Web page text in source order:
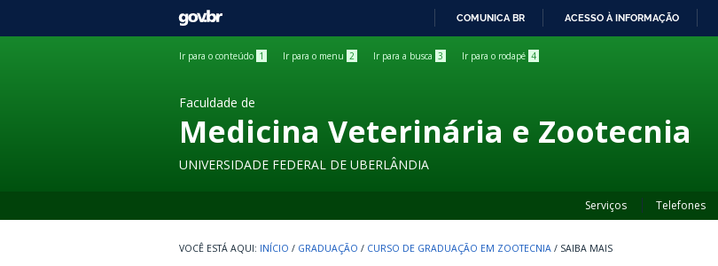
GOVBR
COMUNICA BR ACESSO À INFORMAÇÃO
Ir para o conteúdo 1 Ir para o menu 2 Ir para a busca 3 Ir para o rodapé 4
Faculdade de
Medicina Veterinária e Zootecnia
UNIVERSIDADE FEDERAL DE UBERLÂNDIA
Serviços Telefones
INÍCIO / GRADUAÇÃO / CURSO DE GRADUAÇÃO EM ZOOTECNIA / SAIBA MAIS